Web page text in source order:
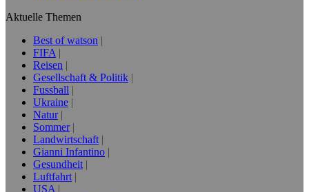
Aktuelle Themen
Best of watson
FIFA
Reisen
Gesellschaft & Politik
Fussball
Ukraine
Natur
Sommer
Landwirtschaft
Gianni Infantino
Gesundheit
Luftfahrt
USA